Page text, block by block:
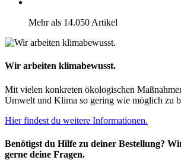
Mehr als 14.050 Artikel
Wir arbeiten klimabewusst.
Mit vielen konkreten ökologischen
Umwelt und Klima so gering wie möglich zu
Hier findest du weitere Informationen.
Benötigst du Hilfe zu deiner Bestellung?
gerne deine Fragen.